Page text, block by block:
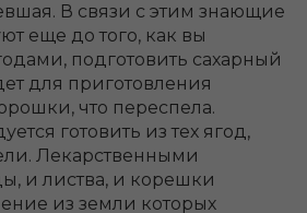
В связи с этим знающие
еще до того, как вы
подготовить сахарный
для приготовления
что переспела.
готовить из тех ягод,
Лекарственными
и листва, и корешки
из земли которых